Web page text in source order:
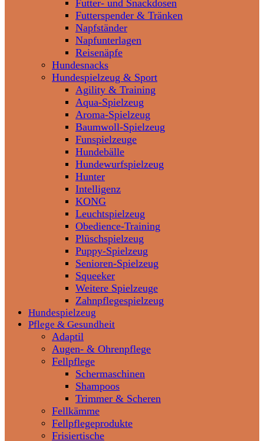
Futter- und Snackdosen
Futterspender & Tränken
Napfständer
Napfunterlagen
Reisenäpfe
Hundesnacks
Hundespielzeug & Sport
Agility & Training
Aqua-Spielzeug
Aroma-Spielzeug
Baumwoll-Spielzeug
Funspielzeuge
Hundebälle
Hundewurfspielzeug
Hunter
Intelligenz
KONG
Leuchtspielzeug
Obedience-Training
Plüschspielzeug
Puppy-Spielzeug
Senioren-Spielzeug
Squeeker
Weitere Spielzeuge
Zahnpflegespielzeug
Hundespielzeug
Pflege & Gesundheit
Adaptil
Augen- & Ohrenpflege
Fellpflege
Schermaschinen
Shampoos
Trimmer & Scheren
Fellkämme
Fellpflegeprodukte
Frisiertische